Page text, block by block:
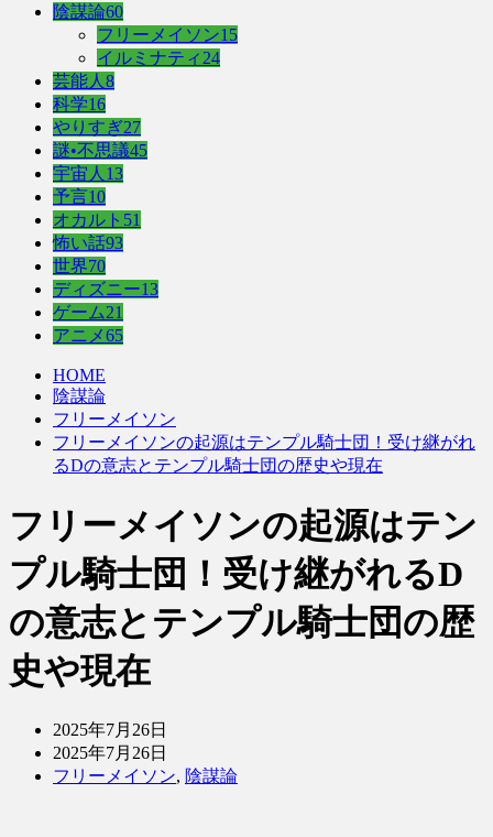
陰謀論60
フリーメイソン15
イルミナティ 24
芸能人 8
科学16
やりすぎ27
謎•不思議45
宇宙人 13
予言10
オカルト 51
怖い話93
世界70
ディズニー13
ゲーム21
アニメ65
HOME
陰謀論
フリーメイソン
フリーメイソンの起源はテンプル騎士団！受け継がれ
るDの意志とテンプル騎士団の歴史や現在
フリーメイソンの起源はテン
プル騎士団！受け継がれるD
の意志とテンプル騎士団の歴
史や現在
2025年7月26日
2025年7月26日
フリーメイソン, 陰謀論